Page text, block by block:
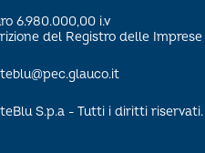
6.980.000,00 i.v
del Registro delle
S.p.a - Tutti i diritti riservati.